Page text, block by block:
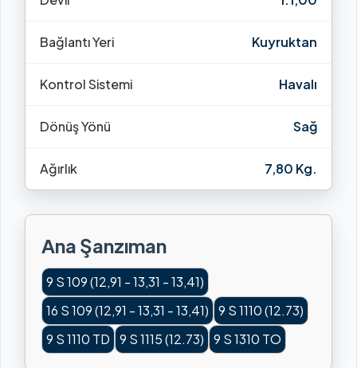
Bağlantı Yeri Kuyruktan
Kontrol Sistemi Havalı
Dönüş Yönü Sağ
Ağırlık 7,80 Kg.
Ana Şanzıman
9 S 109 (12,91 - 13,31 - 13,41)
16 S 109 (12,91 - 13,31 - 13,41)
9 S 1110 (12.73)
9 S 1110 TD
9 S 1115 (12.73) 9 S 1310 TO